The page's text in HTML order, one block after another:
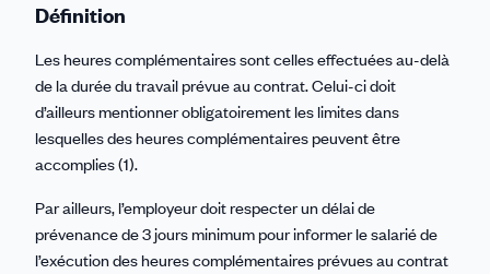
Définition
Les heures complémentaires sont celles effectuées au-delà
de la durée du travail prévue au contrat. Celui-ci doit
d’ailleurs mentionner obligatoirement les limites dans
lesquelles des heures complémentaires peuvent être
accomplies (1).
Par ailleurs, l’employeur doit respecter un délai de
prévenance de 3 jours minimum pour informer le salarié de
l’exécution des heures complémentaires prévues au contrat